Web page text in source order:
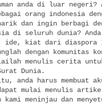
anda di luar negeri?
orang indonesia
dan ingin berbagi
di seluruh dunia?
ide, kiat dari diaspora
dengan komunitas
menulis cerita
Dunia.
anda harus membuat
mulai menulis
kami meninjau dan